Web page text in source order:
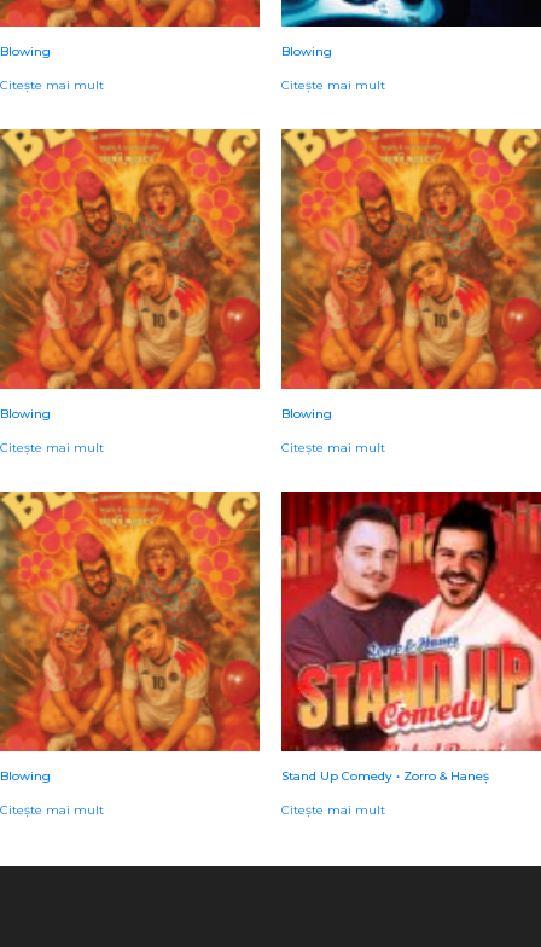
Blowing
Citește mai mult
Blowing
Citește mai mult
Blowing
Citește mai mult
Blowing
Citește mai mult
Blowing
Citește mai mult
Stand Up Comedy • Zorro & Haneș
Citește mai mult